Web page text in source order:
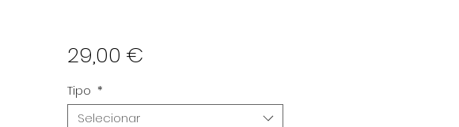
29,00 €Preço
Tipo *
Selecionar